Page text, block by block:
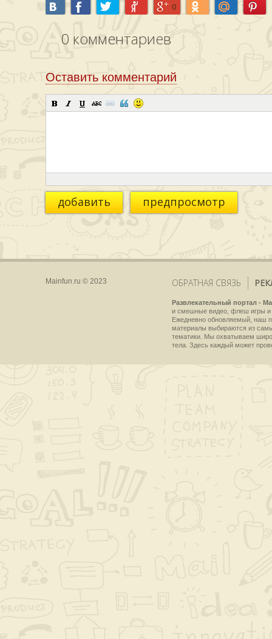
0
0 комментариев
Оставить комментарий
добавить предпросмотр
Mainfun.ru © 2023 ОБРАТНАЯ СВЯЗЬ
Развлекательный портал -
и смешные видео, флеш игры и
Ежедневно обновляемый, наш
материалы выбираются из
тематики. Мы охватываем
тела. Здесь каждый может